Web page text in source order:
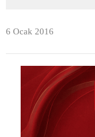
6 Ocak 2016